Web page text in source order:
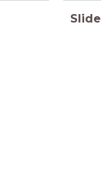
Slide